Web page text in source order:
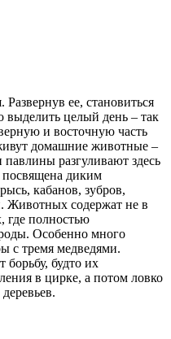
Развернув ее, становиться
целый день – так
и восточную часть
домашние животные –
разгуливают здесь
посвящена диким
кабанов, зубров,
Животных содержат не в
где полностью
Особенно много
с тремя медведями.
будто их
в цирке, а потом ловко